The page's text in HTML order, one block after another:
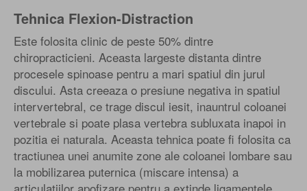
Tehnica Flexion-Distraction
Este folosita clinic de peste 50% dintre
chiropracticieni. Aceasta largeste distanta dintre
procesele spinoase pentru a mari spatiul din jurul
discului. Asta creeaza o presiune negativa in spatiul
intervertebral, ce trage discul iesit, inauntrul coloanei
vertebrale si poate plasa vertebra subluxata inapoi in
pozitia ei naturala. Aceasta tehnica poate fi folosita ca
tractiunea unei anumite zone ale coloanei lombare sau
la mobilizarea puternica (miscare intensa) a